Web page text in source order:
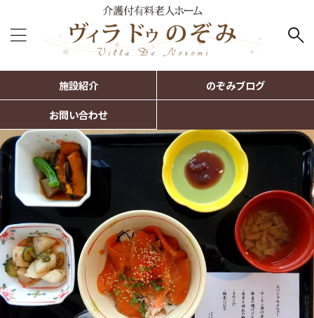
施設紹介
のぞみブログ
お問い合わせ